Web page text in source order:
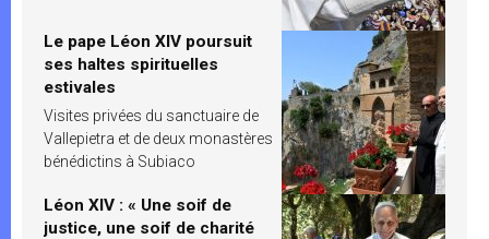
Le pape Léon XIV poursuit
ses haltes spirituelles
estivales
Visites privées du sanctuaire de
Vallepietra et de deux monastères
bénédictins à Subiaco
Léon XIV : « Une soif de
justice, une soif de charité